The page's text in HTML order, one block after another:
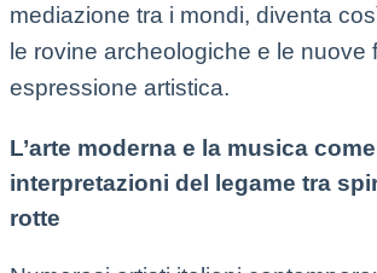
mediazione tra i mondi, diventa
le rovine archeologiche e le nuove
espressione artistica.
L’arte moderna e la musica come
interpretazioni del legame tra
rotte